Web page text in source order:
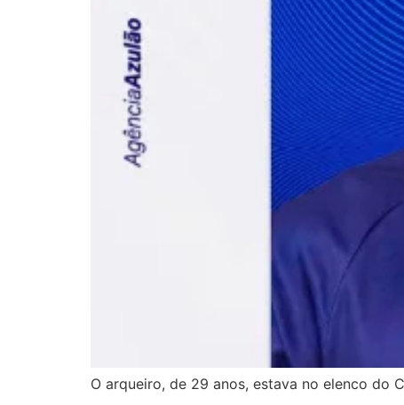
O arqueiro, de 29 anos, estava no elenco do